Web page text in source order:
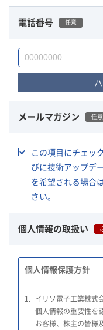
電話番号 任意
メールマガジン 任意
この項目にチェッ
びに技術アップデ
を希望される場合
さい。
個人情報の取扱い
個人情報保護方針
1. イリソ電子工業株式
個人情報の重要性を
お客様、株主の皆様